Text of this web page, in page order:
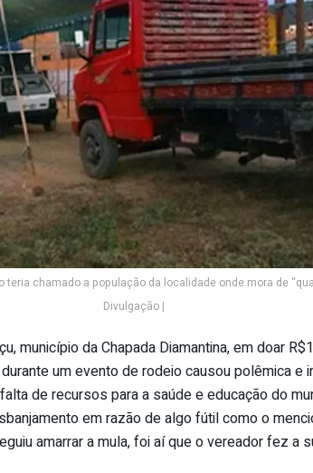
chamado a população da localidade onde mora de
Divulgação |
município da Chapada Diamantina, em doar
um evento de rodeio causou polêmica e
de recursos para a saúde e educação do
em razão de algo fútil como o
amarrar a mula, foi aí que o vereador fez a